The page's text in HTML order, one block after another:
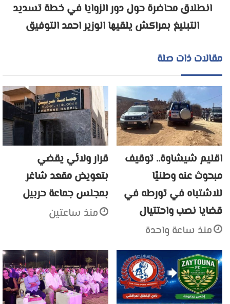
انطلاق محاضرة حول دور الزوايا في خطة تسديد
التبليغ بمراكش يلقيها الوزير احمد التوفيق
مقالات ذات صلة
اقليم شيشاوة.. توقيف
مبحوث عنه وطنيًا
للاشتباه في تورطه في
قضايا نصب واحتتيال
منذ ساعة واحدة
قرار ولائي يقضي
بتعويض مقعد شاغر
بمجلس جماعة حربيل
منذ ساعتين